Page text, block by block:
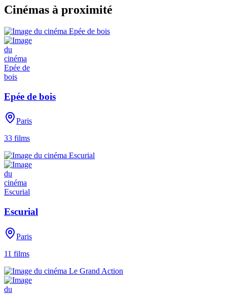
Cinémas à proximité
Epée de bois
Paris
33 films
Escurial
Paris
11 films